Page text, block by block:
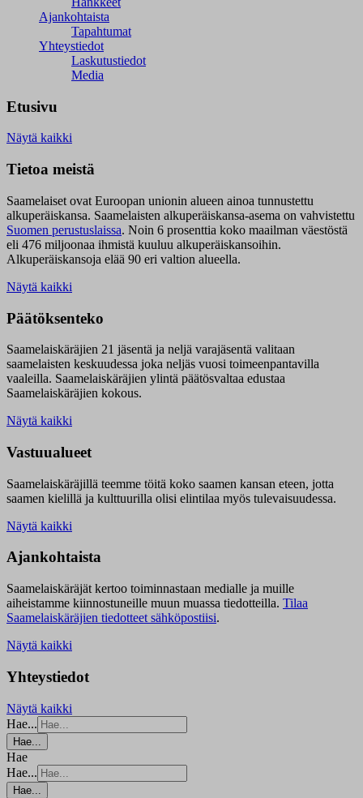
Ajankohtaista
Tapahtumat
Yhteystiedot
Laskutustiedot
Media
Etusivu
Näytä kaikki
Tietoa meistä
Saamelaiset ovat Euroopan unionin alueen ainoa tunnustettu
alkuperäiskansa. Saamelaisten alkuperäiskansa-asema on vahvistettu
Suomen perustuslaissa. Noin 6 prosenttia koko maailman väestöstä
eli 476 miljoonaa ihmistä kuuluu alkuperäiskansoihin.
Alkuperäiskansoja elää 90 eri valtion alueella.
Näytä kaikki
Päätöksenteko
Saamelaiskäräjien 21 jäsentä ja neljä varajäsentä valitaan
saamelaisten keskuudessa joka neljäs vuosi toimeenpantavilla
vaaleilla. Saamelaiskäräjien ylintä päätösvaltaa edustaa
Saamelaiskäräjien kokous.
Näytä kaikki
Vastuualueet
Saamelaiskäräjillä teemme töitä koko saamen kansan eteen, jotta
saamen kielillä ja kulttuurilla olisi elintilaa myös tulevaisuudessa.
Näytä kaikki
Ajankohtaista
Saamelaiskäräjät kertoo toiminnastaan medialle ja muille
aiheistamme kiinnostuneille muun muassa tiedotteilla. Tilaa
Saamelaiskäräjien tiedotteet sähköpostiisi.
Näytä kaikki
Yhteystiedot
Näytä kaikki
Hae...
Hae...
Hae
Hae...
Hae...